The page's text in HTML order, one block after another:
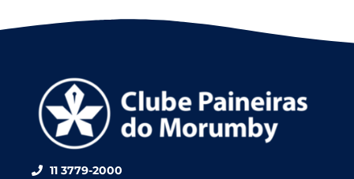
11 3779-2000